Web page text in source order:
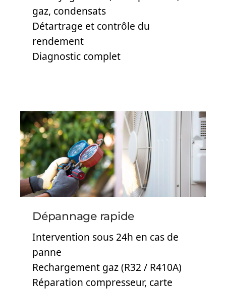
gaz, condensats
Détartrage et contrôle du
rendement
Diagnostic complet
Dépannage rapide
Intervention sous 24h en cas de
panne
Rechargement gaz (R32 / R410A)
Réparation compresseur, carte